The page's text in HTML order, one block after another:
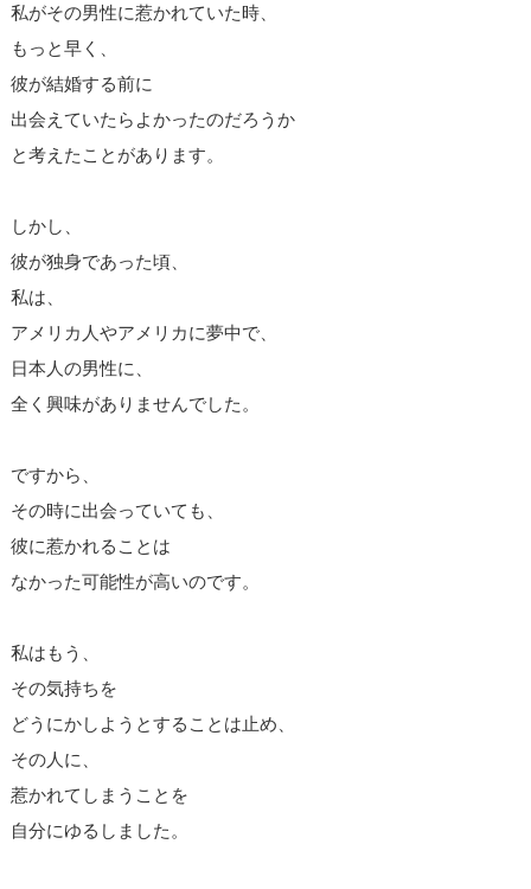
私がその男性に惹かれていた時、
もっと早く、
彼が結婚する前に
出会えていたらよかったのだろうか
と考えたことがあります。
しかし、
彼が独身であった頃、
私は、
アメリカ人やアメリカに夢中で、
日本人の男性に、
全く興味がありませんでした。
ですから、
その時に出会っていても、
彼に惹かれることは
なかった可能性が高いのです。
私はもう、
その気持ちを
どうにかしようとすることは止め、
その人に、
惹かれてしまうことを
自分にゆるしました。